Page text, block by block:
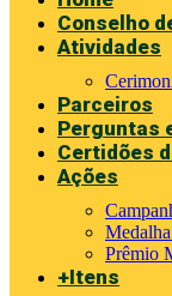
Conselho
Atividades
Parceiros
Perguntas
Certidões
Ações
Prêmio
+Itens